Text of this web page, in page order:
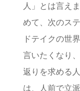
人」とは言え
めて、次のス
ドテイクの世
言いたくなり
返りを求める
は、人前で立